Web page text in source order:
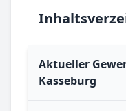
Aktueller
Kasseburg